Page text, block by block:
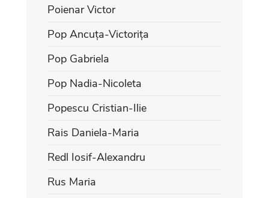
Poienar Victor
Pop Ancuța-Victorița
Pop Gabriela
Pop Nadia-Nicoleta
Popescu Cristian-Ilie
Rais Daniela-Maria
Redl Iosif-Alexandru
Rus Maria